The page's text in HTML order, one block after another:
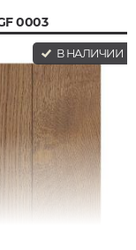
0003
В НАЛИЧИИ